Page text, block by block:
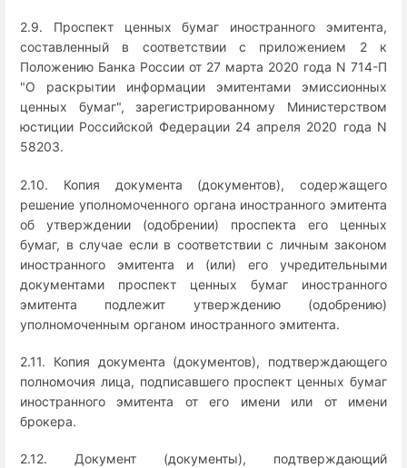
2.9. Проспект ценных бумаг иностранного эмитента,
составленный в соответствии с приложением 2 к
Положению Банка России от 27 марта 2020 года N 714-П
"О раскрытии информации эмитентами эмиссионных
ценных бумаг", зарегистрированному Министерством
юстиции Российской Федерации 24 апреля 2020 года N
58203.
2.10. Копия документа (документов), содержащего
решение уполномоченного органа иностранного эмитента
об утверждении (одобрении) проспекта его ценных
бумаг, в случае если в соответствии с личным законом
иностранного эмитента и (или) его учредительными
документами проспект ценных бумаг иностранного
эмитента подлежит утверждению (одобрению)
уполномоченным органом иностранного эмитента.
2.11. Копия документа (документов), подтверждающего
полномочия лица, подписавшего проспект ценных бумаг
иностранного эмитента от его имени или от имени
брокера.
2.12. Документ (документы), подтверждающий